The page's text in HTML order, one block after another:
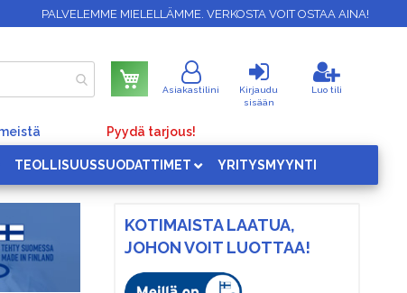
PALVELEMME MIELELLÄMME. VERKOSTA VOIT OSTAA AINA!
Ostoskori
Asiakastilini
Kirjaudu
sisään
Luo tili
Pyydä tarjous!
TEOLLISUUSSUODATTIMET YRITYSMYYNTI
KOTIMAISTA LAATUA,
JOHON VOIT LUOTTAA!